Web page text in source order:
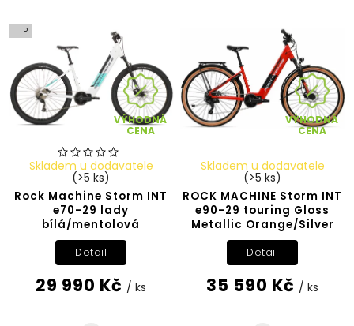
TIP
VÝHODNÁ
CENA
Rock Machine Storm INT
e70-29 lady
bílá/mentolová
Skladem u dodavatele
(>5 ks)
29 990 Kč / ks
Detail
VÝHODNÁ
CENA
ROCK MACHINE Storm INT
e90-29 touring Gloss
Metallic Orange/Silver
Skladem u dodavatele
(>5 ks)
35 590 Kč / ks
Detail